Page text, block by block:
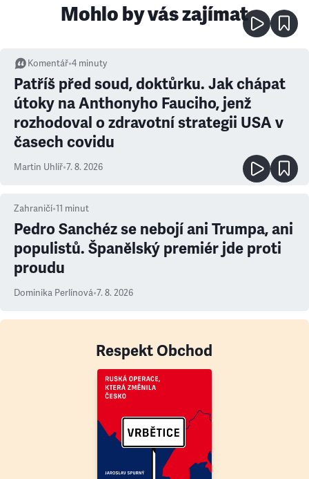
Mohlo by vás zajímat
Komentář•4 minuty
Patříš před soud, doktůrku. Jak chápat
útoky na Anthonyho Fauciho, jenž
rozhodoval o zdravotní strategii USA v
časech covidu
Martin Uhlíř•7. 8. 2026
Zahraničí•11 minut
Pedro Sanchéz se nebojí ani Trumpa, ani
populistů. Španělský premiér jde proti
proudu
Dominika Perlínová•7. 8. 2026
Respekt Obchod